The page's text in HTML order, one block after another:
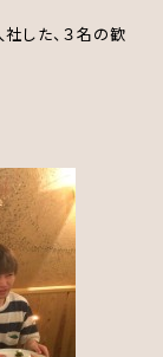
した、３名の歓